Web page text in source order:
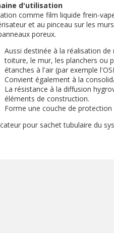
d'utilisation
comme film liquide frein-
et au pinceau sur les
poreux.
Aussi destinée à la réalisation
toiture, le mur, les planchers ou
étanches à l'air (par exemple
Convient également à la
La résistance à la diffusion
éléments de construction.
Forme une couche de
pour sachet tubulaire du